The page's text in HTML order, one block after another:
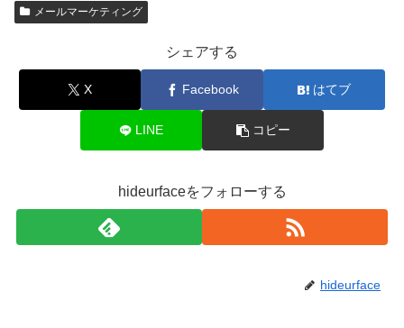
メールマーケティング
シェアする
X Facebook はてブ
LINE コピー
hideurfaceをフォローする
hideurface